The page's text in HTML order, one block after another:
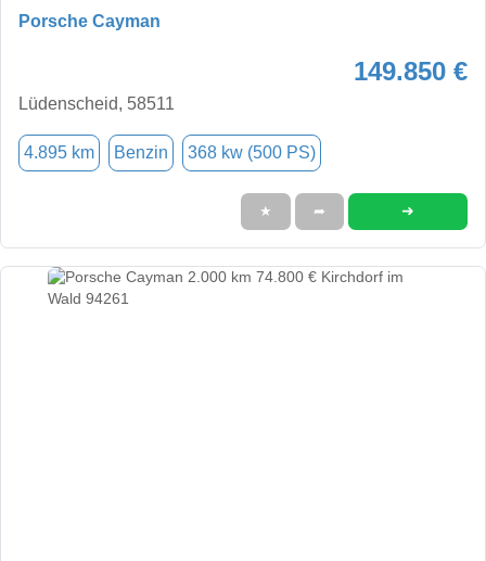
Porsche Cayman
149.850 €
Lüdenscheid, 58511
4.895 km Benzin 368 kw (500 PS)
★ ➦ ➜